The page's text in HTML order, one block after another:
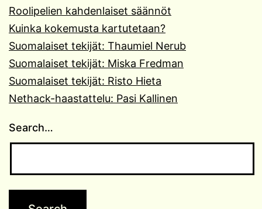
Roolipelien kahdenlaiset säännöt
Kuinka kokemusta kartutetaan?
Suomalaiset tekijät: Thaumiel Nerub
Suomalaiset tekijät: Miska Fredman
Suomalaiset tekijät: Risto Hieta
Nethack-haastattelu: Pasi Kallinen
Search…